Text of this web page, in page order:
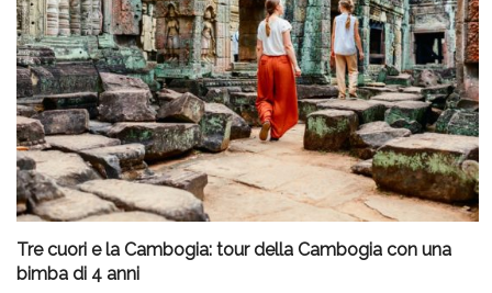
Tre cuori e la Cambogia: tour della Cambogia con una
bimba di 4 anni